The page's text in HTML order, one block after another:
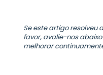
Se este artigo resolveu
favor, avalie-nos
melhorar